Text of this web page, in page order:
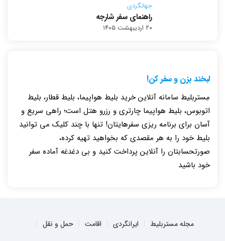
جهانگردی
راهنمای سفر شارجه
۲۰ اردیبهشت ۱۴۰۵
لبخند بزن و سفر کن!
مِستربلیط سامانه آنلاین خرید بلیط هواپیما، بلیط قطار، بلیط
اتوبوس، بلیط هواپیما چارتری و رزرو هتل است؛ راهی سریع و
آسان برای برنامه ریزی سفرهایتان! تنها با چند کلیک می توانید
بلیط خود را به هر مقصدی که بخواهید تهیه کرده،
صورتحسابتان را آنلاین پرداخت کنید و بی دغدغه آماده سفر
خود باشید
مجله مستربلیط ایرانگردی اقامت حمل و نقل